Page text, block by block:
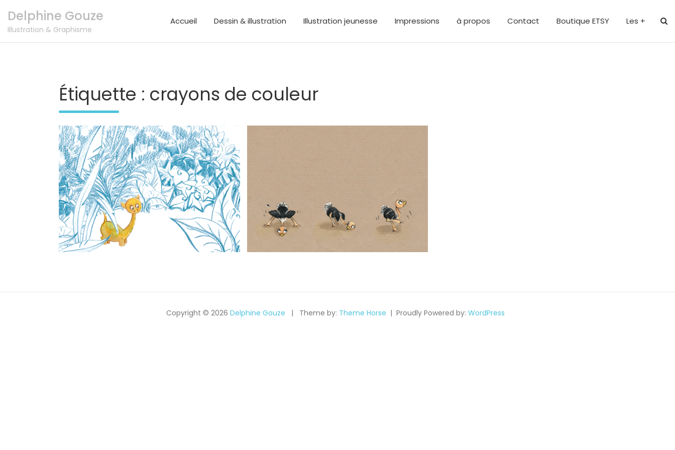
content
Delphine Gouze
Illustration & Graphisme
Accueil Dessin & illustration Illustration jeunesse Impressions à propos Contact Boutique ETSY Les +
Étiquette : crayons de couleur
Copyright © 2026 Delphine Gouze Theme by: Theme Horse Proudly Powered by: WordPress